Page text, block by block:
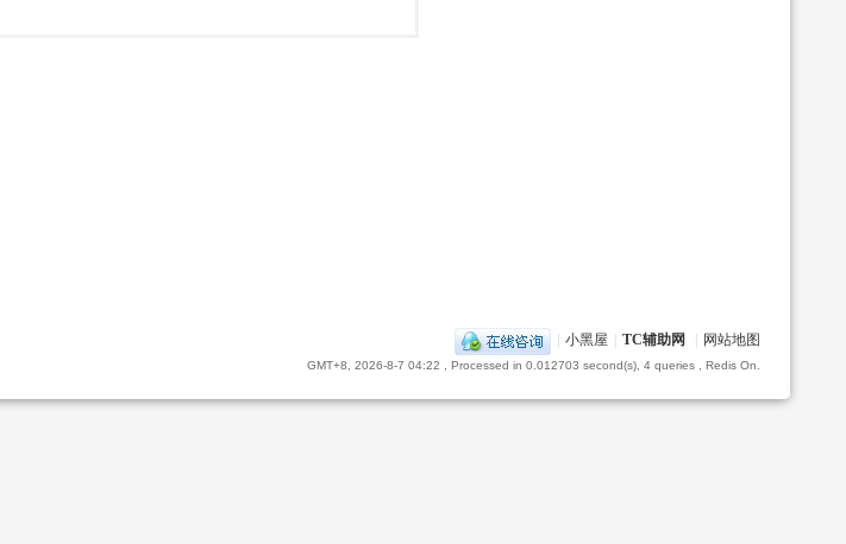
小黑屋 TC辅助网 网站地图
GMT+8, 2026-8-7 04:22 , Processed in 0.012703 second(s), 4 queries , Redis On.